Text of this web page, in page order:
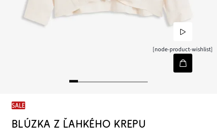
[node-product-wishlist]
SALE
BLÚZKA Z ĽAHKÉHO KREPU